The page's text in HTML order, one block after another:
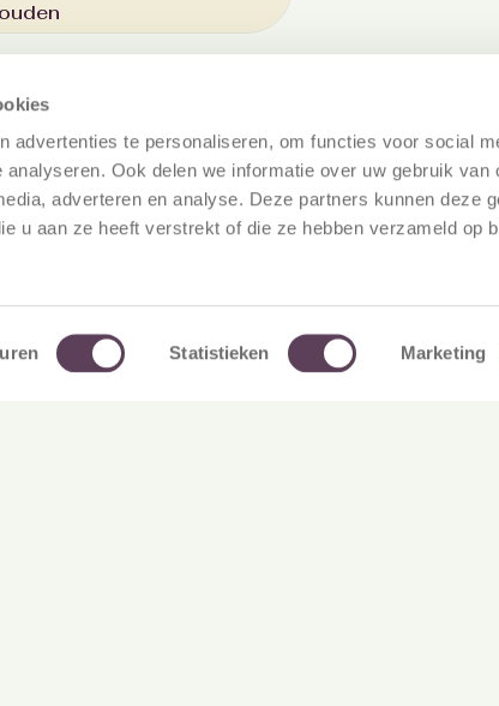
advertenties te personaliseren, om functies voor social
Ook delen we informatie over uw gebruik van
adverteren en analyse. Deze partners kunnen deze
u aan ze heeft verstrekt of die ze hebben verzameld op
Statistieken Marketing